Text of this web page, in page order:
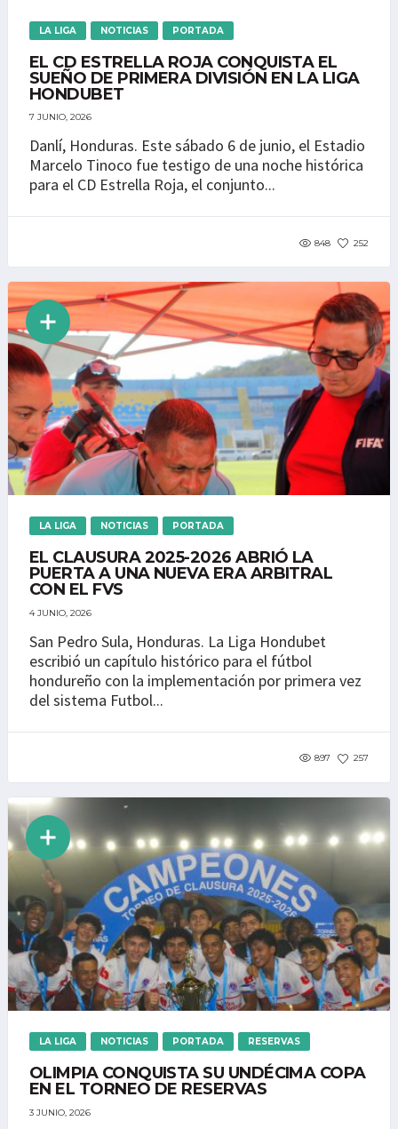
LA LIGA NOTICIAS PORTADA
EL CD ESTRELLA ROJA CONQUISTA EL
SUEÑO DE PRIMERA DIVISIÓN EN LA LIGA
HONDUBET
7 JUNIO, 2026
Danlí, Honduras. Este sábado 6 de junio, el Estadio
Marcelo Tinoco fue testigo de una noche histórica
para el CD Estrella Roja, el conjunto...
848 252
LA LIGA NOTICIAS PORTADA
EL CLAUSURA 2025-2026 ABRIÓ LA
PUERTA A UNA NUEVA ERA ARBITRAL
CON EL FVS
4 JUNIO, 2026
San Pedro Sula, Honduras. La Liga Hondubet
escribió un capítulo histórico para el fútbol
hondureño con la implementación por primera vez
del sistema Futbol...
897 257
LA LIGA NOTICIAS PORTADA RESERVAS
OLIMPIA CONQUISTA SU UNDÉCIMA COPA
EN EL TORNEO DE RESERVAS
3 JUNIO, 2026